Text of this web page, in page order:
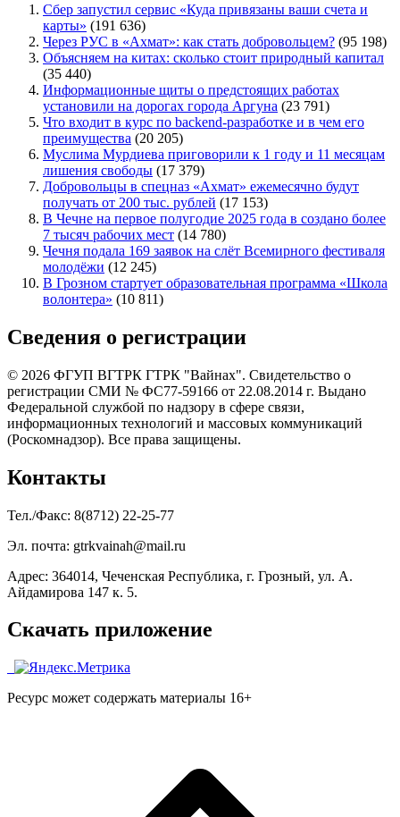
Сбер запустил сервис «Куда привязаны ваши счета и
карты» (191 636)
Через РУС в «Ахмат»: как стать добровольцем? (95 198)
Объясняем на китах: сколько стоит природный капитал
(35 440)
Информационные щиты о предстоящих работах
установили на дорогах города Аргуна (23 791)
Что входит в курс по backend-разработке и в чем его
преимущества (20 205)
Муслима Мурдиева приговорили к 1 году и 11 месяцам
лишения свободы (17 379)
Добровольцы в спецназ «Ахмат» ежемесячно будут
получать от 200 тыс. рублей (17 153)
В Чечне на первое полугодие 2025 года в создано более
7 тысяч рабочих мест (14 780)
Чечня подала 169 заявок на слёт Всемирного фестиваля
молодёжи (12 245)
В Грозном стартует образовательная программа «Школа
волонтера» (10 811)
Сведения о регистрации
© 2026 ФГУП ВГТРК ГТРК "Вайнах". Свидетельство о
регистрации СМИ № ФС77-59166 от 22.08.2014 г. Выдано
Федеральной службой по надзору в сфере связи,
информационных технологий и массовых коммуникаций
(Роскомнадзор). Все права защищены.
Контакты
Тел./Факс: 8(8712) 22-25-77
Эл. почта: gtrkvainah@mail.ru
Адрес: 364014, Чеченская Республика, г. Грозный, ул. А.
Айдамирова 147 к. 5.
Скачать приложение
Ресурс может содержать материалы 16+